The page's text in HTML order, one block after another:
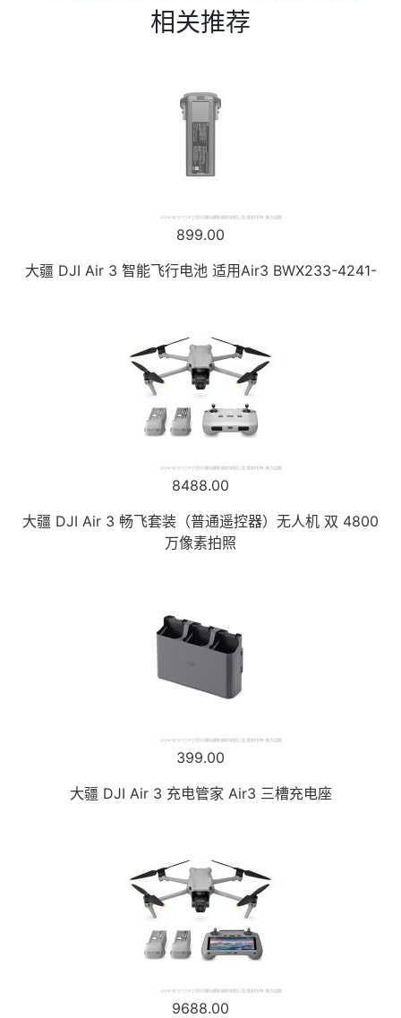
相关推荐
899.00
大疆 DJI Air 3 智能飞行电池 适用Air3 BWX233-4241-
8488.00
大疆 DJI Air 3 畅飞套装（普通遥控器）无人机 双 4800
万像素拍照
399.00
大疆 DJI Air 3 充电管家 Air3 三槽充电座
9688.00